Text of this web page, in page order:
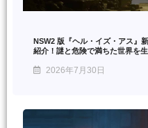
NSW2 版『ヘル・イズ・アス』
紹介！謎と危険で満ちた世界を生
2026年7月30日